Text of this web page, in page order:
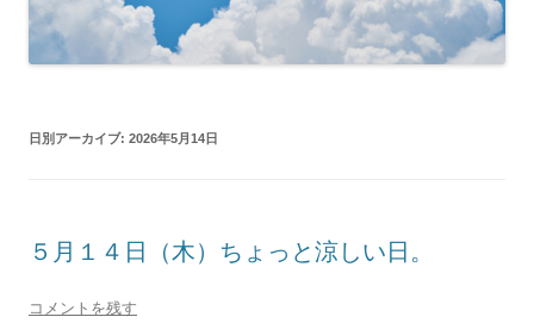
日別アーカイブ: 2026年5月14日
５月１４日（木）ちょっと涼しい日。
コメントを残す